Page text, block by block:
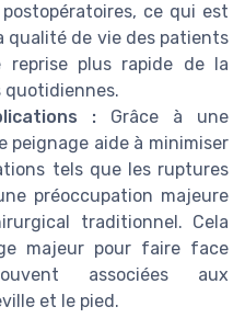
ce qui est
qualité de vie des patients
plus rapide de la
: Grâce à une
peignage aide à minimiser
tels que les ruptures
préoccupation majeure
traditionnel. Cela
majeur pour faire face
associées aux
et le pied.